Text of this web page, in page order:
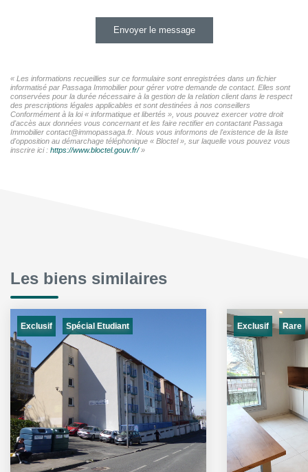
Envoyer le message
« Les informations recueillies sur ce formulaire sont enregistrées dans un fichier
informatisé par Passaga Immobilier pour gérer votre demande de contact. Elles sont
conservées pour la durée nécessaire à la gestion de la relation client dans le respect
des prescriptions légales applicables et sont destinées à nos conseillers
Conformément à la loi « informatique et libertés », vous pouvez exercer votre droit
d'accès aux données vous concernant et les faire rectifier en contactant Passaga
Immobilier contact@immopassaga.fr. Nous vous informons de l'existence de la liste
d'opposition au démarchage téléphonique « Bloctel », sur laquelle vous pouvez vous
inscrire ici : https://www.bloctel.gouv.fr/»
Les biens similaires
Exclusif Spécial Etudiant Exclusif Rare